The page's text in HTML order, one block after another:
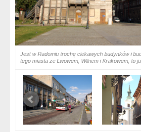
Jest w Radomiu trochę ciekawych budynków i
tego miasta ze Lwowem, Wilnem i Krakowem, to